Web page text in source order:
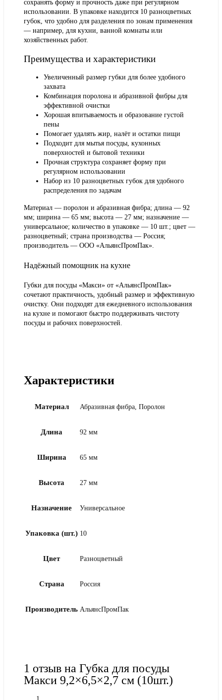
сохранять форму и прочность даже при регулярном
использовании. В упаковке находится 10 разноцветных
губок, что удобно для разделения по зонам применения
— например, для кухни, ванной комнаты или
хозяйственных работ.
Преимущества и характеристики
Увеличенный размер губки для более удобного
захвата
Комбинация поролона и абразивной фибры для
эффективной очистки
Хорошая впитываемость и образование густой
пены
Помогает удалять жир, налёт и остатки пищи
Подходит для мытья посуды, кухонных
поверхностей и бытовой техники
Прочная структура сохраняет форму при
регулярном использовании
Набор из 10 разноцветных губок для удобного
распределения по задачам
Материал — поролон и абразивная фибра; длина — 92
мм; ширина — 65 мм; высота — 27 мм; назначение —
универсальное; количество в упаковке — 10 шт.; цвет —
разноцветный; страна производства — Россия;
производитель — ООО «АльянсПромПак».
Надёжный помощник на кухне
Губки для посуды «Макси» от «АльянсПромПак»
сочетают практичность, удобный размер и эффективную
очистку. Они подходят для ежедневного использования
на кухне и помогают быстро поддерживать чистоту
посуды и рабочих поверхностей.
Характеристики
Материал Абразивная фибра, Поролон
Длина 92 мм
Ширина 65 мм
Высота 27 мм
Назначение Универсальное
Упаковка (шт.) 10
Цвет Разноцветный
Страна Россия
Производитель АльянсПромПак
1 отзыв на Губка для посуды
Макси 9,2×6,5×2,7 см (10шт.)